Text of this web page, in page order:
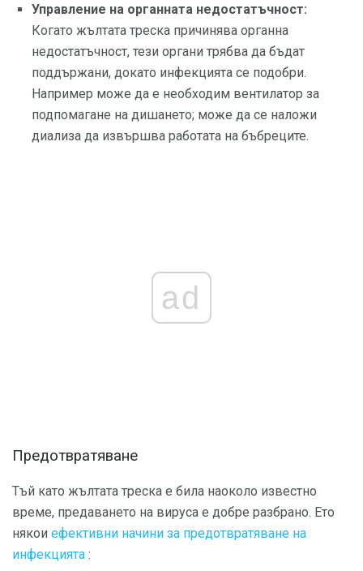
Управление на органната недостатъчност:
Когато жълтата треска причинява органна
недостатъчност, тези органи трябва да бъдат
поддържани, докато инфекцията се подобри.
Например може да е необходим вентилатор за
подпомагане на дишането; може да се наложи
диализа да извършва работата на бъбреците.
ad
Предотвратяване
Тъй като жълтата треска е била наоколо известно
време, предаването на вируса е добре разбрано. Ето
някои ефективни начини за предотвратяване на
инфекцията :